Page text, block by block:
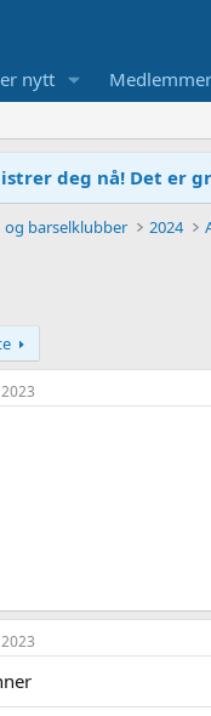
nytt Medlemmer
deg nå! Det er
barselklubber 2024